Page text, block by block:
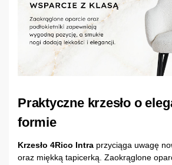
Praktyczne krzesło o
formie
Krzesło 4Rico Intra przyciąga uwagę
oraz miękką tapicerką. Zaokrąglone